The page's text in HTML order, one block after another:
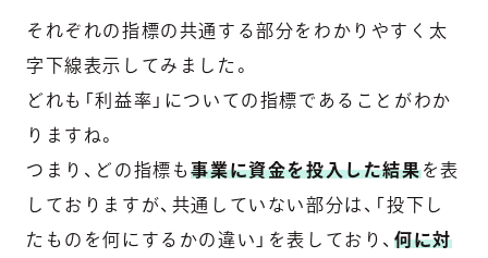
それぞれの指標の共通する部分をわかりやすく太
字下線表示してみました。
どれも「利益率」についての指標であることがわか
りますね。
つまり、どの指標も事業に資金を投入した結果を表
しておりますが、共通していない部分は、「投下し
たものを何にするかの違い」を表しており、何に対